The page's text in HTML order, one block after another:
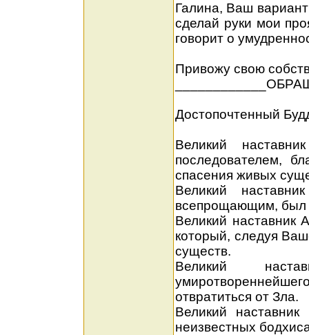
Галина, Ваш
сделай руки мои
говорит о
Привожу свою
Достопочтенный
Великий
последователем,
спасения живых
Великий
всепрощающим, был
Великий наставник
который, следуя
существ.
Великий
отвратиться от Зла.
Великий наставник
неизвестных